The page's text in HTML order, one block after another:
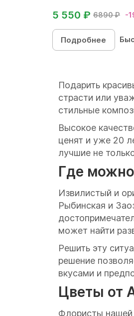
6890 ₽ -
5 550 ₽
Подробнее
Подарить
страсти или
стильные
Высокое
ценят и уже 20
лучшие не
Где
Извилистый и
Рыбинская и
может найти
Решить эту
решение
вкусами и
Цветы от
Флористы нашей